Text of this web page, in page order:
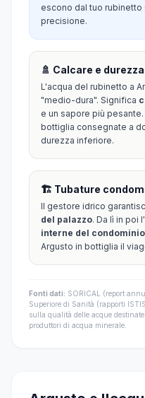
escono dal tuo
precisione.
🚿 Calcare e
L'acqua del rubinetto a
"medio-dura". Significa
e un sapore più
bottiglia consegnate a
durezza inferiore.
🏗️ Tubature
Il gestore idrico
del palazzo. Da lì in poi
interne del condominio
Argusto in bottiglia il
Fonti dati: SORICAL (report
Superiore di Sanità (rapporti
sulla qualità delle acque
produttori di acqua minerale.